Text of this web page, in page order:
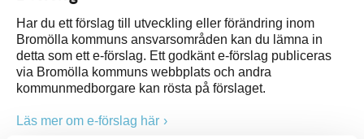
Har du ett förslag till utveckling eller förändring inom
Bromölla kommuns ansvarsområden kan du lämna in
detta som ett e-förslag. Ett godkänt e-förslag publiceras
via Bromölla kommuns webbplats och andra
kommunmedborgare kan rösta på förslaget.
Läs mer om e-förslag här